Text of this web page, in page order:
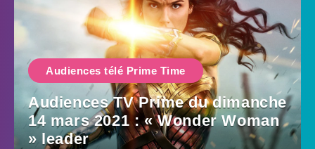
Audiences télé Prime Time
Audiences TV Prime du dimanche
14 mars 2021 : « Wonder Woman
» leader